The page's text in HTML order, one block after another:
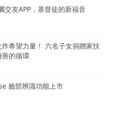
交友APP，基督徒的新福音
希望力量！ 六名子女捐贈家扶
善的循環
臉部辨識功能上市